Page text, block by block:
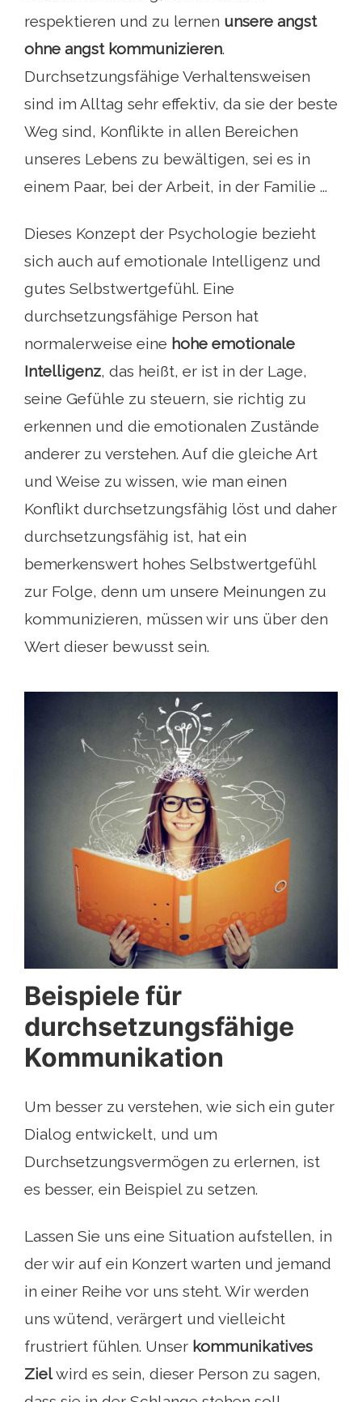
respektieren und zu lernen unsere angst
ohne angst kommunizieren.
Durchsetzungsfähige Verhaltensweisen
sind im Alltag sehr effektiv, da sie der beste
Weg sind, Konflikte in allen Bereichen
unseres Lebens zu bewältigen, sei es in
einem Paar, bei der Arbeit, in der Familie ...
Dieses Konzept der Psychologie bezieht
sich auch auf emotionale Intelligenz und
gutes Selbstwertgefühl. Eine
durchsetzungsfähige Person hat
normalerweise eine hohe emotionale
Intelligenz, das heißt, er ist in der Lage,
seine Gefühle zu steuern, sie richtig zu
erkennen und die emotionalen Zustände
anderer zu verstehen. Auf die gleiche Art
und Weise zu wissen, wie man einen
Konflikt durchsetzungsfähig löst und daher
durchsetzungsfähig ist, hat ein
bemerkenswert hohes Selbstwertgefühl
zur Folge, denn um unsere Meinungen zu
kommunizieren, müssen wir uns über den
Wert dieser bewusst sein.
Beispiele für
durchsetzungsfähige
Kommunikation
Um besser zu verstehen, wie sich ein guter
Dialog entwickelt, und um
Durchsetzungsvermögen zu erlernen, ist
es besser, ein Beispiel zu setzen.
Lassen Sie uns eine Situation aufstellen, in
der wir auf ein Konzert warten und jemand
in einer Reihe vor uns steht. Wir werden
uns wütend, verärgert und vielleicht
frustriert fühlen. Unser kommunikatives
Zielwird es sein, dieser Person zu sagen,